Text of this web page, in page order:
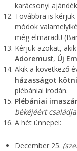
karácsonyi
Továbbra is kérjük
módok
még elmaradt!
Kérjük azokat,
Adoremust, Új
Akik a következő
házasságot kötni
plébániai irodán.
Plébániai
békéjéért
A hét ünnepei:
December 25.